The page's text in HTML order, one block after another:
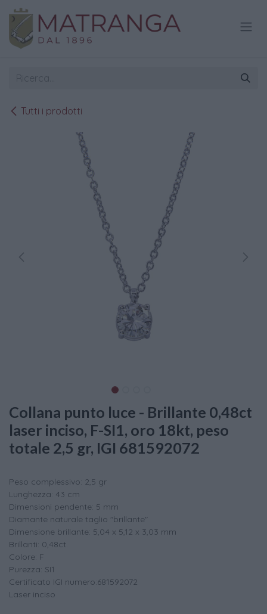
Passa al contenuto
Tutti i prodotti
Collana punto luce - Brillante 0,48ct
laser inciso, F-SI1, oro 18kt, peso
totale 2,5 gr, IGI 681592072
Peso complessivo: 2,5 gr
Lunghezza: 43 cm
Dimensioni pendente: 5 mm
Diamante naturale taglio "brillante"
Dimensione brillante: 5,04 x 5,12 x 3,03 mm
Brillanti: 0,48ct.
Colore: F
Purezza: SI1
Certificato IGI numero:681592072
Laser inciso